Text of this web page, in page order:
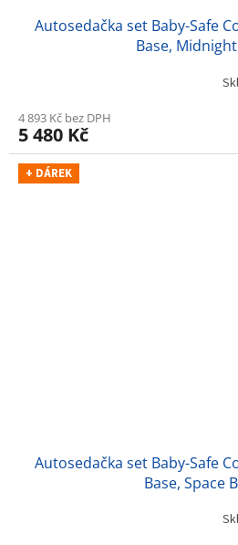
Autosedačka set Baby-Safe
Base,
4 893 Kč bez DPH
5 480 Kč
+ DÁREK
Autosedačka set Baby-Safe
Base, Space